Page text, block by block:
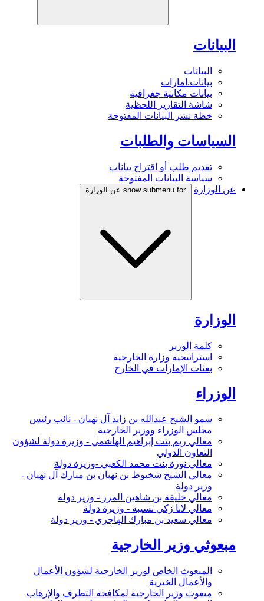
البيانات
البيانات
بيانات.امارات
بيانات مكانية جغرافية
شاشة التقارير اللحظية
خطة نشر البيانات المفتوحة
السياسات والطلبات
تقديم طلب أو اقتراح بيانات
سياسة البيانات المفتوحة
عن الوزارة
show submenu for عن الوزارة
الوزارة
كلمة الوزير
استراتيجية وزارة الخارجية
بعثات الإمارات في الخارج
الوزراء
سمو الشيخ عبدالله بن زايد آل نهيان - نائب رئيس
مجلس الوزراء ووزير الخارجية
معالي ريم بنت إبراهيم الهاشمي - وزيرة دولة لشؤون
التعاون الدولي
معالي نورة بنت محمد الكعبي -وزيرة دولة
معالي الشيخ شخبوط بن نهيان بن مبارك آل نهيان -
وزير دولة
معالي خليفة بن شاهين المرر - وزير دولة
معالي لانا زكي نسيبه - وزيرة دولة
معالي سعيد بن مبارك الهاجري - وزير دولة
مبعوثي وزير الخارجية
المبعوث الخاص لوزير الخارجية لشؤون الأعمال
والأعمال الخيرية
مبعوث وزير الخارجية لمكافحة التطرف والإرهاب